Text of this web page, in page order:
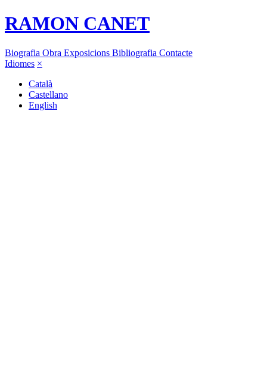
RAMON CANET
Biografia Obra Exposicions Bibliografia Contacte
Idiomes ×
Català
Castellano
English